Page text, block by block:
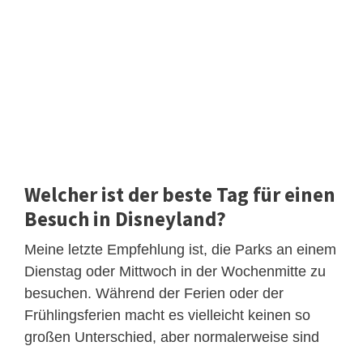
Welcher ist der beste Tag für einen
Besuch in Disneyland?
Meine letzte Empfehlung ist, die Parks an einem
Dienstag oder Mittwoch in der Wochenmitte zu
besuchen. Während der Ferien oder der
Frühlingsferien macht es vielleicht keinen so
großen Unterschied, aber normalerweise sind